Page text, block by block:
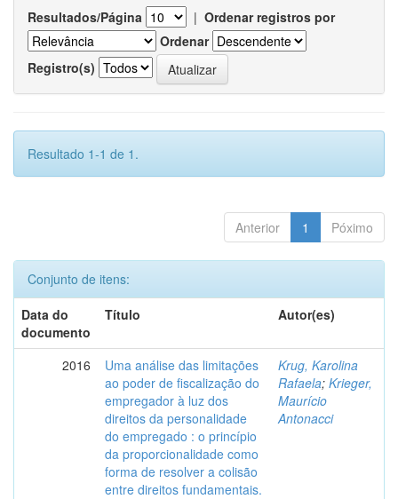
Resultados/Página | Ordenar registros por
Ordenar
Registro(s)
Resultado 1-1 de 1.
Anterior 1 Póximo
Conjunto de itens:
Data do
documento
Título Autor(es)
2016
Uma análise das limitações
ao poder de fiscalização do
empregador à luz dos
direitos da personalidade
do empregado : o princípio
da proporcionalidade como
forma de resolver a colisão
entre direitos fundamentais.
Krug, Karolina
Rafaela; Krieger,
Maurício
Antonacci